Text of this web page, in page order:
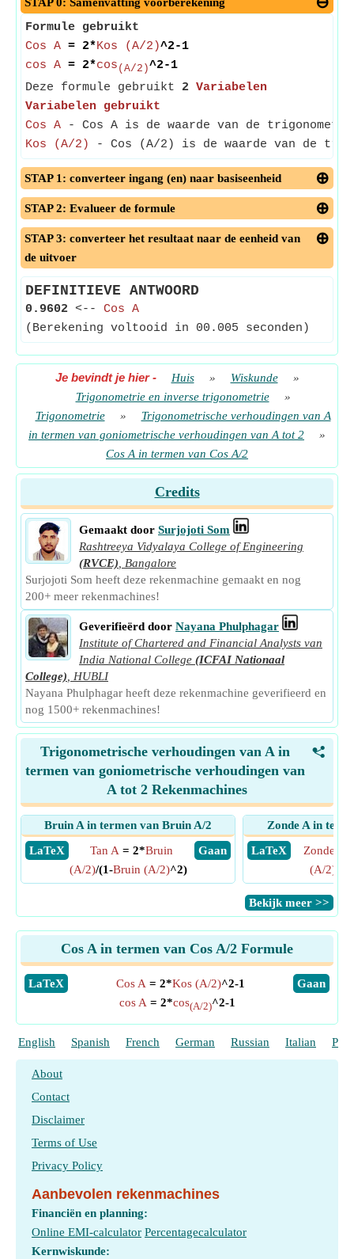
Formule gebruikt
Cos A = 2*Kos (A/2)^2-1
cos A = 2*cos (A/2)^2-1
Deze formule gebruikt 2 Variabelen
Variabelen gebruikt
Cos A - Cos A is de waarde van de
Kos (A/2)
- Cos (A/2) is de waarde van de
STAP 1: converteer ingang (en) naar basiseenheid
STAP 2: Evalueer de formule
STAP 3: converteer het resultaat naar de eenheid van
de uitvoer
DEFINITIEVE ANTWOORD
0.9602 <-- Cos A
(Berekening voltooid in 00.005 seconden)
Je bevindt je hier- Huis » Wiskunde
»
Trigonometrie en inverse trigonometrie
»
Trigonometrie
»
Trigonometrische verhoudingen van A
in termen van goniometrische verhoudingen van A tot 2
»
Cos A in termen van Cos A/2
Credits
Gemaakt door Surjojoti Som
Rashtreeya Vidyalaya College of Engineering
(RVCE)
Bangalore
Surjojoti Som heeft deze rekenmachine gemaakt en nog
200+ meer rekenmachines!
Geverifieërd door Nayana Phulphagar
Institute of Chartered and Financial Analysts van
India National College (ICFAI Nationaal
College)
HUBLI
Nayana Phulphagar heeft deze rekenmachine geverifieerd en
nog 1500+ rekenmachines!
<
Trigonometrische verhoudingen van A in
termen van goniometrische verhoudingen van
A tot 2 Rekenmachines
Bruin A in termen van Bruin A/2
​ LaTeX
​ Gaan
Tan A = 2*Bruin
(A/2)/(1-Bruin (A/2)^2)
Zonde A in
​ LaTeX
Zonde A
(A/2)
​Bekijk meer >>
Cos A in termen van Cos A/2 Formule
​LaTeX ​Gaan
Cos A = 2*Kos (A/2)^2-1
cos A = 2*cos(A/2)^2-1
English Spanish French German Russian Italian
About
Contact
Disclaimer
Terms of Use
Privacy Policy
Aanbevolen rekenmachines
Financiën en planning:
Online EMI-calculator Percentagecalculator
Kernwiskunde: